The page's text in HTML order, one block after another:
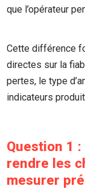
que l’opérateur
Cette différence
directes sur la
pertes, le type
indicateurs
Question 1
rendre les
mesurer